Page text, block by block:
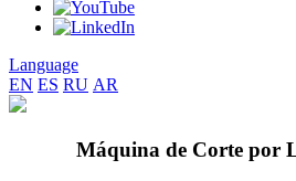
Language
EN ES RU AR
Máquina de Corte por